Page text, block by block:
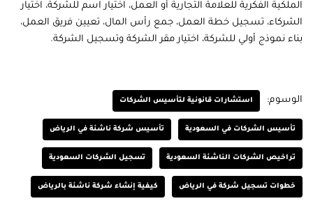
الملكية الفكرية للعلامة التجارية أو العمل، اختيار اسم للشركة، اختيار
الشركاء، تسجيل خطة العمل، جمع رأس المال، تعيين فريق العمل،
بناء نموذج أولي للشركة، اختيار مقر الشركة وتسجيل الشركة.
الوسوم: استشارات قانونية لتأسيس الشركات
تأسيس الشركات في السعودية تأسيس شركة ناشئة في الرياض
تراخيص الشركات الناشئة السعودية تسجيل الشركات السعودية
خطوات تسجيل شركة في الرياض كيفية إنشاء شركة ناشئة بالرياض